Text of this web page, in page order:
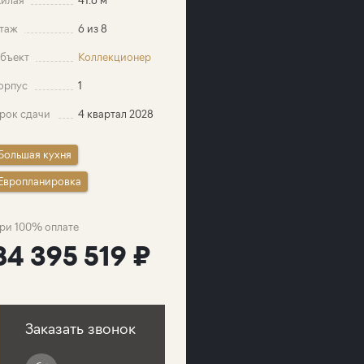
6 из 8
Коллекционер
1
сдачи 4 квартал 2028
кухня
100% оплате
395 519 ₽
Заказать звонок